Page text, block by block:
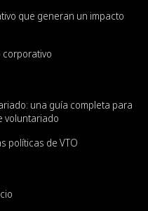
que generan un impacto
corporativo
una guía completa para
voluntariado
políticas de VTO